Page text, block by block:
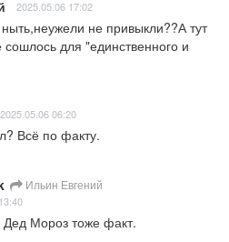
2025.05.06 17:02
не привыкли??А тут
для "единственного и
2025.05.06 06:20
Всё по факту.
Ильин Евгений
Дед Мороз тоже факт.